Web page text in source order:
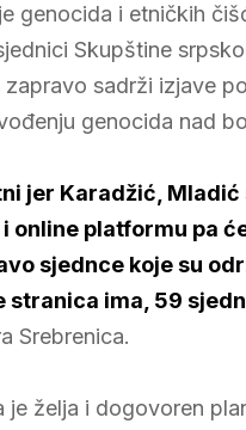
genocida i etničkih
Skupštine
zapravo sadrži izjave
genocida nad
jer Karadžić,
platformu pa
sjednce koje su
ima, 59
Srebrenica.
želja i dogovoren